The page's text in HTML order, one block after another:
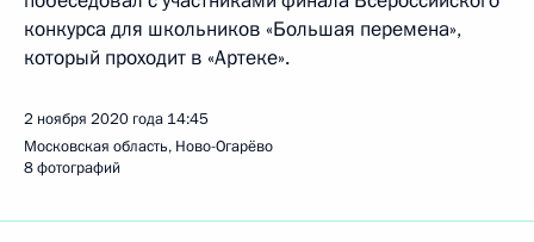
конкурса для школьников «Большая перемена»,
который проходит в «Артеке».
2 ноября 2020 года 14:45
Московская область, Ново-Огарёво
8 фотографий